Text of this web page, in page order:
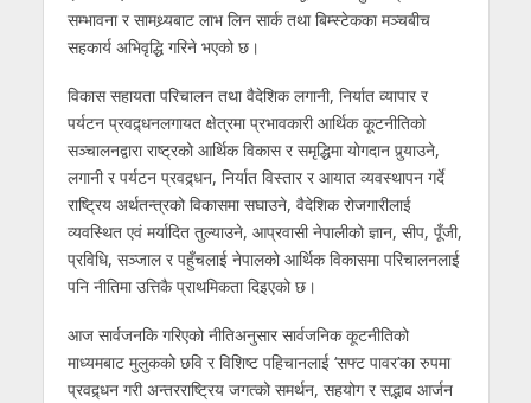
सम्भावना र सामथ्र्यबाट लाभ लिन सार्क तथा बिम्स्टेकका मञ्चबीच
सहकार्य अभिवृद्धि गरिने भएको छ।
विकास सहायता परिचालन तथा वैदेशिक लगानी, निर्यात व्यापार र
पर्यटन प्रवद्र्धनलगायत क्षेत्रमा प्रभावकारी आर्थिक कूटनीतिको
सञ्चालनद्वारा राष्ट्रको आर्थिक विकास र समृद्धिमा योगदान पुर्‍याउने,
लगानी र पर्यटन प्रवद्र्धन, निर्यात विस्तार र आयात व्यवस्थापन गर्दे
राष्ट्रिय अर्थतन्त्रको विकासमा सघाउने, वैदेशिक रोजगारीलाई
व्यवस्थित एवं मर्यादित तुल्याउने, आप्रवासी नेपालीको ज्ञान, सीप, पूँजी,
प्रविधि, सञ्जाल र पहुँचलाई नेपालको आर्थिक विकासमा परिचालनलाई
पनि नीतिमा उत्तिकै प्राथमिकता दिइएको छ।
आज सार्वजनकि गरिएको नीतिअनुसार सार्वजनिक कूटनीतिको
माध्यमबाट मुलुकको छवि र विशिष्ट पहिचानलाई ‘सफ्ट पावर’का रुपमा
प्रवद्र्धन गरी अन्तरराष्ट्रिय जगत्को समर्थन, सहयोग र सद्भाव आर्जन